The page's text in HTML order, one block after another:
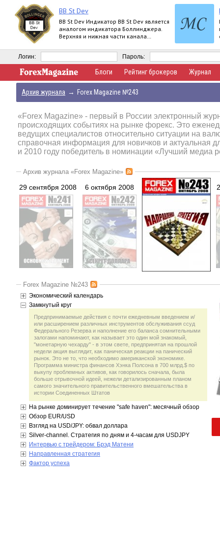
BB St Dev
BB St Dev Индикатор BB St Dev является
аналогом индикатора Боллинджера.
Верхняя и нижная части канала
помощи iStd
Логин: Пароль:
Блоги Рейтинг брокеров Журнал
Архив журнала → Forex Magazine №243
«Forex Magazine» - первый в России электронный
происходящих событиях на рынке форекс. Это
ведущих специалистов относительно ситуации на
справочная информация для новичков и актуальная
и 2010 году победитель в номинации «Лучший медиа
Архив журнала «Forex Magazine»
29 сентября 2008 6 октября 2008
Forex Magazine №243
Экономический календарь
Замкнутый круг
Предпринимаемые действия с почти ежедневным введением и/
или расширением различных инструментов обслуживания ссуд
Федерального Резерва и наполнение его баланса сомнительными
залогами напоминают, как называет это один мой знакомый,
"монетарную чехарду" - в этом свете, предпринятая на прошлой
недели акция выглядит, как паническая реакции на панический
рынок. Это не то, что необходимо американской экономике.
Программа министра финансов Хэнка Полсона в 700 млрд.$ по
выкупу проблемных активов, как говорилось сначала, была
больше отрывочной идеей, нежели детализированным планом
самого значительного правительственного вмешательства в
истории Соединенных Штатов
На рынке доминирует течение "safe haven": месячный обзор
Обзор EUR/USD
Взгляд на USD/JPY: обвал доллара
Silver-channel. Стратегия по дням и 4-часам для USDJPY
Интервью с трейдером: Брэд Матени
Направленная стратегия
Фактор успеха